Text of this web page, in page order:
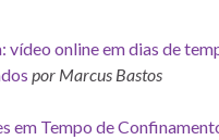
vídeo online em dias de
por Marcus Bastos
em Tempo de